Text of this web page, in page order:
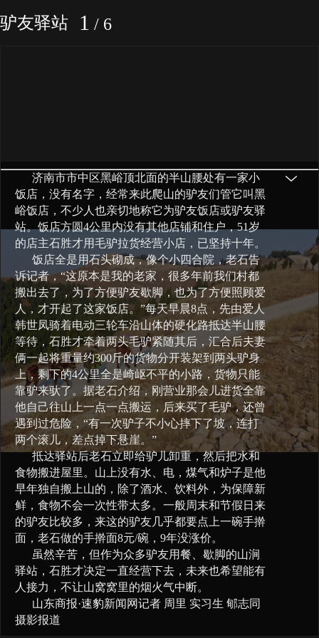
驴友驿站 1 / 6
济南市市中区黑峪顶北面的半山腰处有一家小
饭店，没有名字，经常来此爬山的驴友们管它叫黑
峪饭店，不少人也亲切地称它为驴友饭店或驴友驿
站。饭店方圆4公里内没有其他店铺和住户，51岁
的店主石胜才用毛驴拉货经营小店，已坚持十年。
饭店全是用石头砌成，像个小四合院，老石告
诉记者，“这原本是我的老家，很多年前我们村都
搬出去了，为了方便驴友歇脚，也为了方便照顾爱
人，才开起了这家饭店。”每天早晨8点，先由爱人
韩世凤骑着电动三轮车沿山体的硬化路抵达半山腰
等待，石胜才牵着两头毛驴紧随其后，汇合后夫妻
俩一起将重量约300斤的货物分开装架到两头驴身
上，剩下的4公里全是崎岖不平的小路，货物只能
靠驴来驮了。据老石介绍，刚营业那会儿进货全靠
他自己往山上一点一点搬运，后来买了毛驴，还曾
遇到过危险，“有一次驴子不小心摔下了坡，连打
两个滚儿，差点掉下悬崖。”
抵达驿站后老石立即给驴儿卸重，然后把水和
食物搬进屋里。山上没有水、电，煤气和炉子是他
早年独自搬上山的，除了酒水、饮料外，为保障新
鲜，食物不会一次性带太多。一般周末和节假日来
的驴友比较多，来这的驴友几乎都要点上一碗手擀
面，老石做的手擀面8元/碗，9年没涨价。
虽然辛苦，但作为众多驴友用餐、歇脚的山涧
驿站，石胜才决定一直经营下去，未来也希望能有
人接力，不让山窝窝里的烟火气中断。
山东商报·速豹新闻网记者 周里 实习生 郇志同
摄影报道